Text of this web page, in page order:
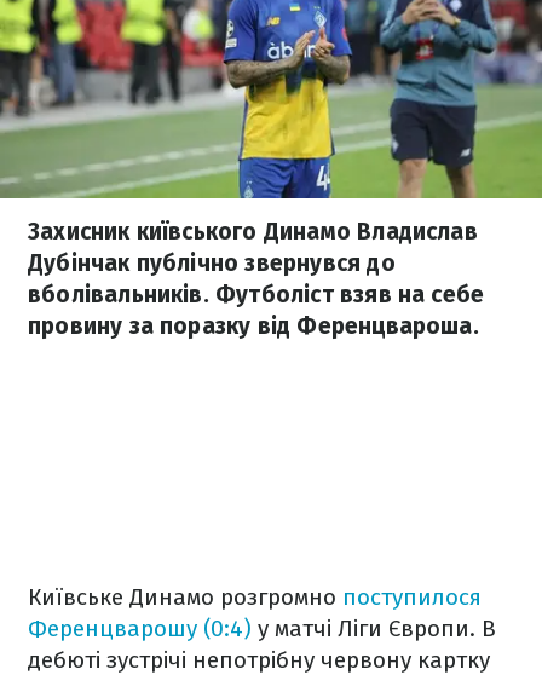
Захисник київського Динамо Владислав
Дубінчак публічно звернувся до
вболівальників. Футболіст взяв на себе
провину за поразку від Ференцвароша.
Київське Динамо розгромно поступилося
Ференцварошу (0:4) у матчі Ліги Європи. В
дебюті зустрічі непотрібну червону картку